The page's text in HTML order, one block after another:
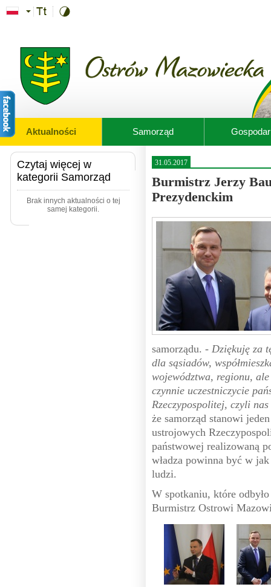
Przejdź do treści
Aktualności Samorząd
Czytaj więcej w
kategorii Samorząd
Brak innych aktualności o tej
samej kategorii.
31.05.2017
Burmistrz Jerzy
Prezydenckim
samorządu. - Dziękuję za
dla sąsiadów,
województwa, regionu, ale
czynnie uczestniczycie
Rzeczypospolitej, czyli
że samorząd stanowi
ustrojowych
państwowej realizowaną
władza powinna być w
ludzi.
W spotkaniu, które
Burmistrz Ostrowi